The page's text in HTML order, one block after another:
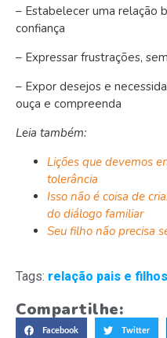
– Estabelecer uma relação
confiança
– Expressar frustrações,
– Expor desejos e
ouça e compreenda
Leia também:
Lições que devemos
tolerância
Isso não é coisa de
do diálogo familiar
Seu filho não precisa
Tags: relação pais e filhos
Compartilhe:
Facebook Twitter